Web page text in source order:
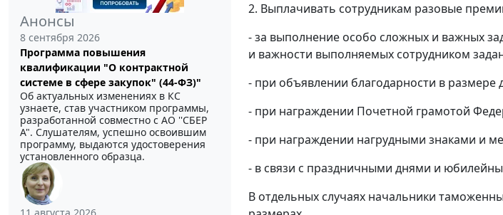
Анонсы
8 сентября 2026
Программа повышения
квалификации "О контрактной
системе в сфере закупок" (44-ФЗ)"
Об актуальных изменениях в КС
узнаете, став участником программы,
разработанной совместно с АО ''СБЕР
А". Слушателям, успешно освоившим
программу, выдаются удостоверения
установленного образца.
2. Выплачивать сотрудникам разовые
- за выполнение особо сложных и важных
и важности выполняемых сотрудником
- при объявлении благодарности в размере
- при награждении Почетной грамотой
- при награждении нагрудными знаками и
- в связи с праздничными днями и
В отдельных случаях начальники